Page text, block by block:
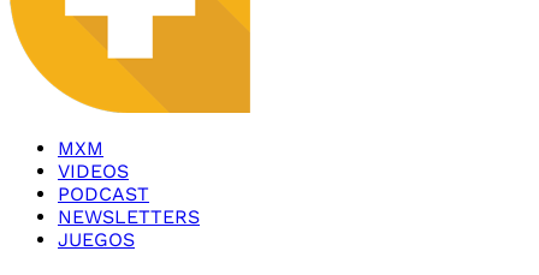
MXM
VIDEOS
PODCAST
NEWSLETTERS
JUEGOS